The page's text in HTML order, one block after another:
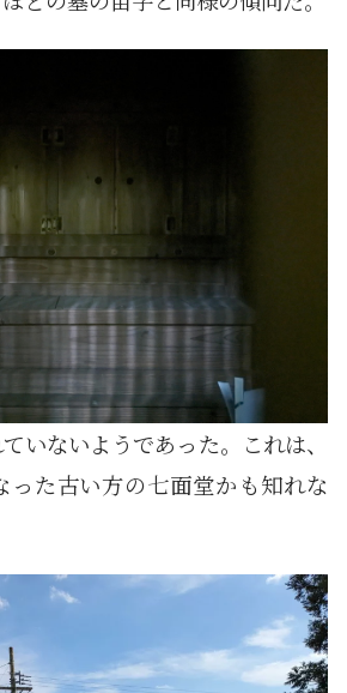
いないようであった。これは、
った古い方の七面堂かも知れな